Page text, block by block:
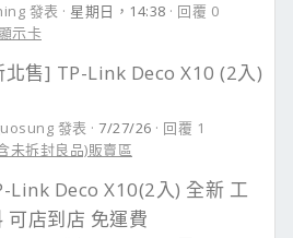
發表 星期日，14:38
回覆 0
示卡
北售] TP-Link Deco X10 (2入)
發表 7/27/26
回覆 1
未拆封良品)販賣區
Link Deco X10(2入) 全新 工
可店到店 免運費